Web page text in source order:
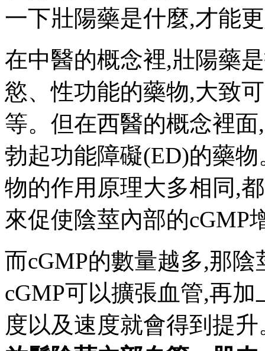
一下壯陽藥是什麼,才能
在中醫的概念裡,壯陽藥
慾、性功能的藥物,大致
等。但在西醫的概念裡
勃起功能障礙(ED)的藥
物的作用原理大多相同,
來促使陰莖內部的cGMP
而cGMP的數量越多,那
cGMP可以擴張血管,再
度以及速度就會得到提